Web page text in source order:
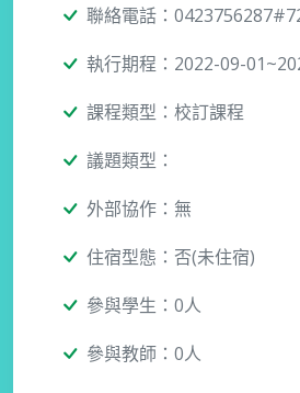
聯絡電話：
執行期程：2022-09-
課程類型：校訂課程
議題類型：
外部協作：無
住宿型態：否(未住宿)
參與學生：0人
參與教師：0人